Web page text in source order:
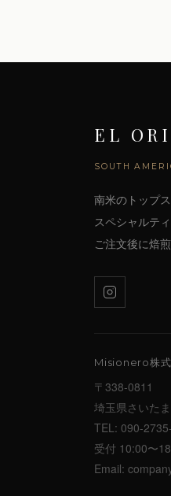
EL
SOUTH
南米のトップ
スペシャルテ
ご注文後に焙
Misionero株式
〒338-0811
埼玉県さいた
TEL: 090-
受付 10:00〜
Email: